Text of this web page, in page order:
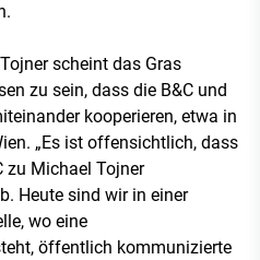
scheint das Gras
zu sein, dass die B&C und
kooperieren, etwa in
„Es ist offensichtlich, dass
zu Michael Tojner
Heute sind wir in einer
wo eine
öffentlich kommunizierte